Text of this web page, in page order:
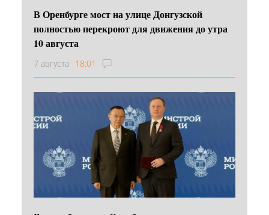
В Оренбурге мост на улице Донгузской
полностью перекроют для движения до утра
10 августа
7 августа 18:01